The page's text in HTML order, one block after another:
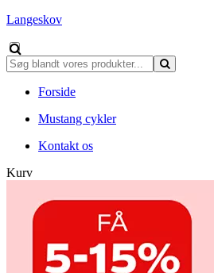
Langeskov
Forside
Mustang cykler
Kontakt os
Kurv